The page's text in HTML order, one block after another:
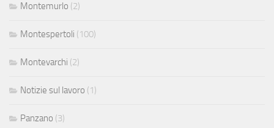
Montemurlo (2)
Montespertoli (100)
Montevarchi (2)
Notizie sul lavoro (1)
Panzano (3)